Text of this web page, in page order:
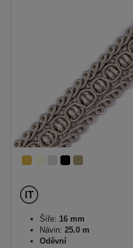
Šíře: 16 mm
Návin: 25.0 m
Oděvní